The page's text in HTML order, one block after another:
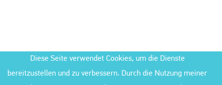
Diese Seite verwendet Cookies, um die Dienste
bereitzustellen und zu verbessern. Durch die Nutzung meiner